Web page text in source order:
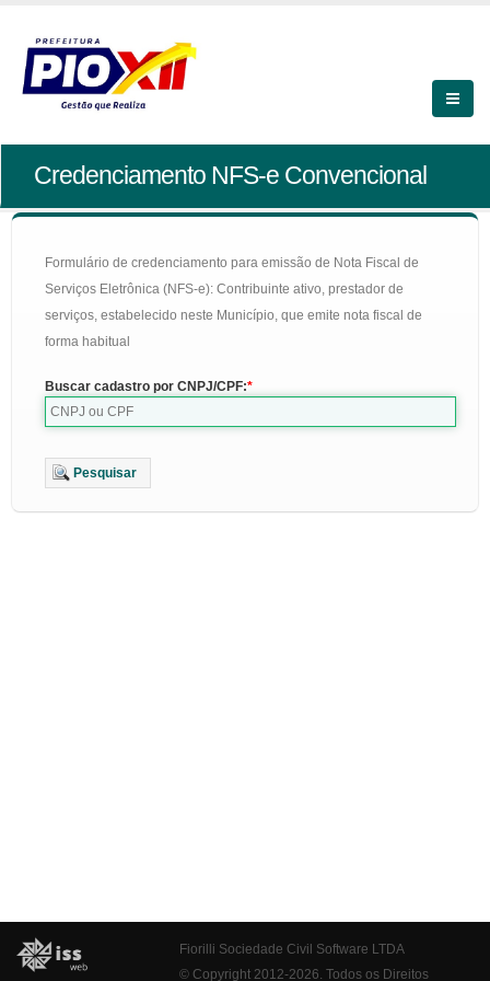
Credenciamento NFS-e Convencional
Formulário de credenciamento para emissão de Nota Fiscal de
Serviços Eletrônica (NFS-e): Contribuinte ativo, prestador de
serviços, estabelecido neste Município, que emite nota fiscal de
forma habitual
Buscar cadastro por CNPJ/CPF:
Pesquisar
Fiorilli Sociedade Civil Software LTDA
© Copyright 2012-2026. Todos os Direitos